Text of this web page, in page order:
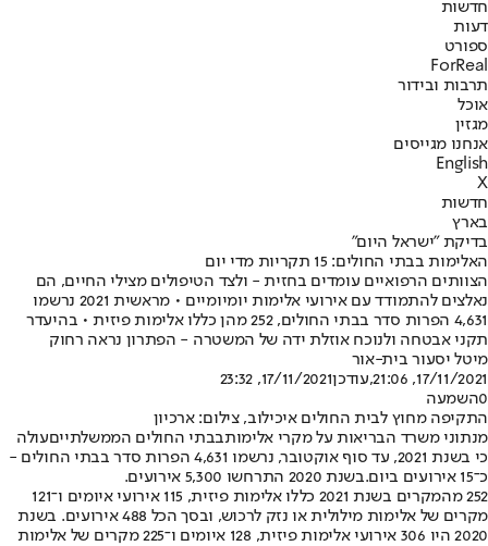
חדשות
דעות
ספורט
ForReal
תרבות ובידור
אוכל
מגזין
אנחנו מגייסים
English
X
חדשות
בארץ
בדיקת "ישראל היום"
האלימות בבתי החולים: 15 תקריות מדי יום
הצוותים הרפואיים עומדים בחזית - ולצד הטיפולים מצילי החיים, הם
נאלצים להתמודד עם אירועי אלימות יומיומיים • מראשית 2021 נרשמו
4,631 הפרות סדר בבתי החולים, 252 מהן כללו אלימות פיזית • בהיעדר
תקני אבטחה ולנוכח אוזלת ידה של המשטרה - הפתרון נראה רחוק
מיטל יסעור בית-אור
17/11/2021, 21:06
,עודכן17/11/2021, 23:32
0השמעה
התקיפה מחוץ לבית החולים איכילוב, צילום: ארכיון
מנתוני משרד הבריאות על מקרי אלימותבבתי החולים הממשלתייםעולה
כי בשנת 2021, עד סוף אוקטובר, נרשמו 4,631 הפרות סדר בבתי החולים -
כ־15 אירועים ביום.
בשנת 2020 התרחשו 5,300 אירועים.
252 מהמקרים בשנת 2021 כללו אלימות פיזית, 115 אירועי איומים ו־121
מקרים של אלימות מילולית או נזק לרכוש, ובסך הכל 488 אירועים. בשנת
2020 היו 306 אירועי אלימות פיזית, 128 איומים ו־225 מקרים של אלימות